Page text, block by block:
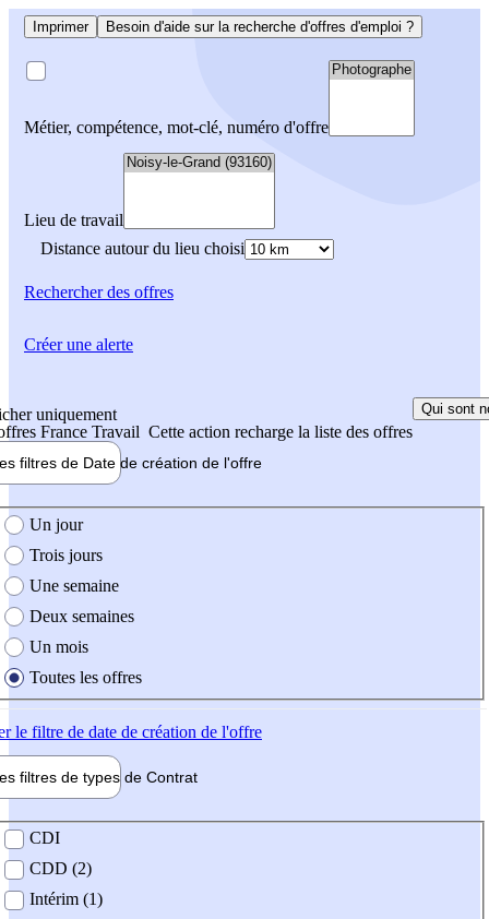
Imprimer Besoin d'aide sur la recherche d'offres d'emploi ?
Métier, compétence, mot-clé, numéro d'offre
Lieu de travail
Distance autour du lieu choisi
Rechercherdes offres
uniquement
France Travail Cette action recharge la liste des offres
Qui sont
filtres de Date de création de l'offre
création de l'offre
Un jour
Trois jours
Une semaine
Deux semaines
Un mois
Toutes les offres
le filtre de date de création de l'offre
filtres de types de Contrat
contrat
CDI
CDD (2)
Intérim (1)
Créer une alerte